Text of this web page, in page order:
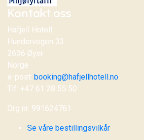
Kontakt oss
Hafjell Hotell
Hundervegen 33
2636 Øyer
Norge
e-post: booking@hafjellhotell.no
Tlf: +47 61 28 55 50
Org nr: 991624761
Se våre bestillingsvilkår